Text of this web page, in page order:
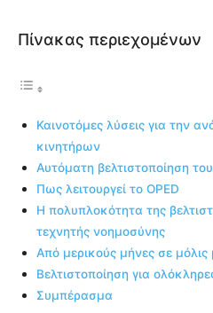
Πίνακας περιεχομένων
Καινοτόμες λύσεις για την
κινητήρων
Αυτόματη βελτιστοποίηση
Πως λειτουργεί το OPED
Η πολυπλοκότητα της
τεχνητής νοημοσύνης
Από μερικούς μήνες σε μόλις
Βελτιστοποίηση για
Συμπέρασμα